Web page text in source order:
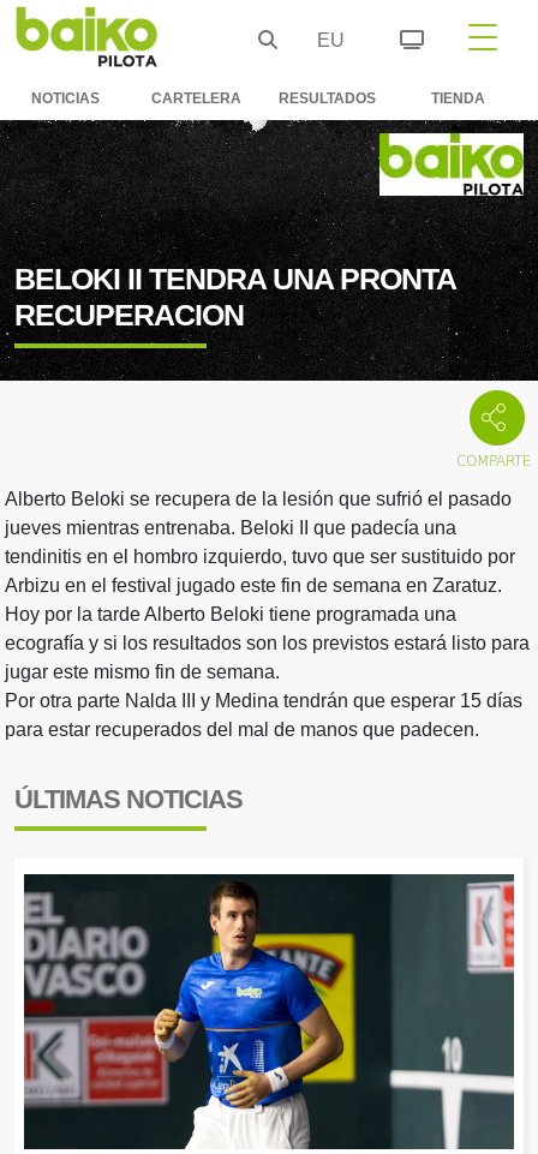
EU
NOTICIAS CARTELERA RESULTADOS TIENDA
BELOKI II TENDRA UNA PRONTA
RECUPERACION
Alberto Beloki se recupera de la lesión que sufrió el pasado
jueves mientras entrenaba. Beloki II que padecía una
tendinitis en el hombro izquierdo, tuvo que ser sustituido por
Arbizu en el festival jugado este fin de semana en Zaratuz.
Hoy por la tarde Alberto Beloki tiene programada una
ecografía y si los resultados son los previstos estará listo para
jugar este mismo fin de semana.
Por otra parte Nalda III y Medina tendrán que esperar 15 días
para estar recuperados del mal de manos que padecen.
ÚLTIMAS NOTICIAS